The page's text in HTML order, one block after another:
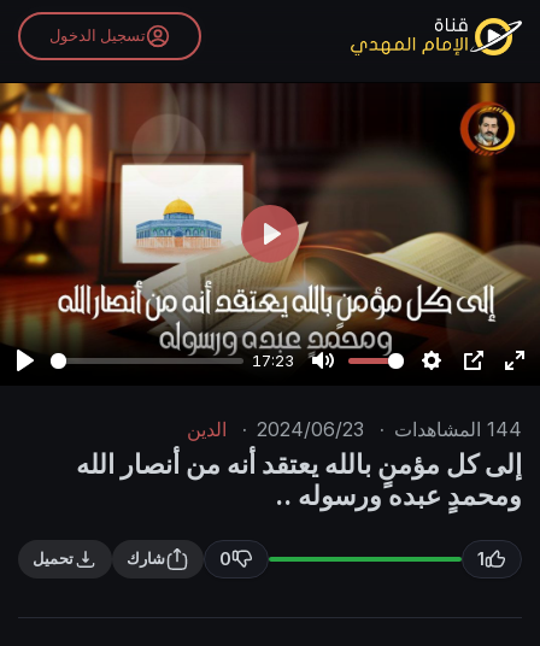
تسجيل الدخول
17:23
u
e
t
s
I
P
n
t
e
r
f
l
P
l
a
y
144 المشاهدات ·
2024/06/23
· الدين
إلى كل مؤمنٍ بالله يعتقد أنه من أنصار الله
ومحمدٍ عبده ورسوله ..
1
0 شارك تحميل